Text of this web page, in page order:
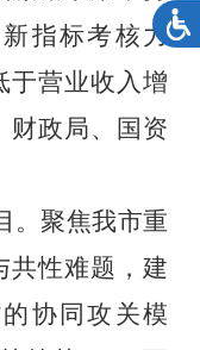
指标考核力
于营业收入增
财政局、国资
。聚焦我市重
共性难题，建
协同攻关模